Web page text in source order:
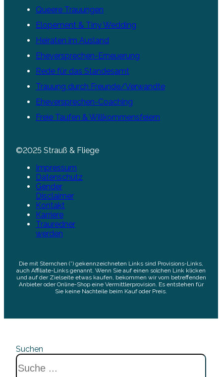
Queere Trauungen
Elopement & Tiny Wedding
Heiraten im Ausland
Eheversprechen-Erneuerung
Rede für das Standesamt
Trauung durch Freunde/Verwandte
Eheversprechen-Coaching
Freie Taufen & Willkommensfeiern
©2025 Strauß & Fliege
Impressum
Datenschutz
Gender
Disclaimer
Kontakt
Karriere
Trauredner
werden
Die mit Sternchen (*) gekennzeichneten Links sind Provisions-Links,
auch Affiliate-Links genannt. Wenn Sie auf einen solchen Link klicken
und auf der Zielseite etwas kaufen, bekommen wir vom betreffenden
Anbieter oder Online-Shop eine Vermittlerprovision. Es entstehen für
Sie keine Nachteile beim Kauf oder Preis.
Suchen